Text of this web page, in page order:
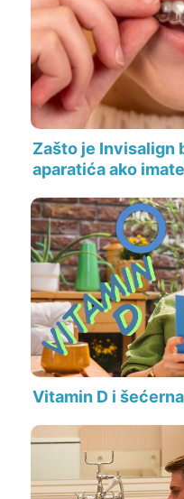
Zašto je Invisalign
aparatića ako
Vitamin D i